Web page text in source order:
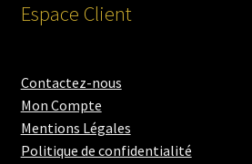
Espace Client
Contactez-nous
Mon Compte
Mentions Légales
Politique de confidentialité